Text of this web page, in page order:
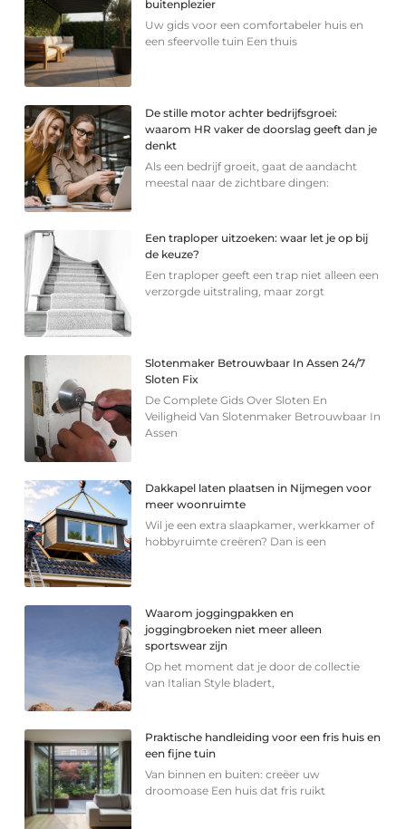
buitenplezier
Uw gids voor een comfortabeler huis en
een sfeervolle tuin Een thuis
De stille motor achter bedrijfsgroei:
waarom HR vaker de doorslag geeft dan je
denkt
Als een bedrijf groeit, gaat de aandacht
meestal naar de zichtbare dingen:
Een traploper uitzoeken: waar let je op bij
de keuze?
Een traploper geeft een trap niet alleen een
verzorgde uitstraling, maar zorgt
Slotenmaker Betrouwbaar In Assen 24/7
Sloten Fix
De Complete Gids Over Sloten En
Veiligheid Van Slotenmaker Betrouwbaar In
Assen
Dakkapel laten plaatsen in Nijmegen voor
meer woonruimte
Wil je een extra slaapkamer, werkkamer of
hobbyruimte creëren? Dan is een
Waarom joggingpakken en
joggingbroeken niet meer alleen
sportswear zijn
Op het moment dat je door de collectie
van Italian Style bladert,
Praktische handleiding voor een fris huis en
een fijne tuin
Van binnen en buiten: creëer uw
droomoase Een huis dat fris ruikt